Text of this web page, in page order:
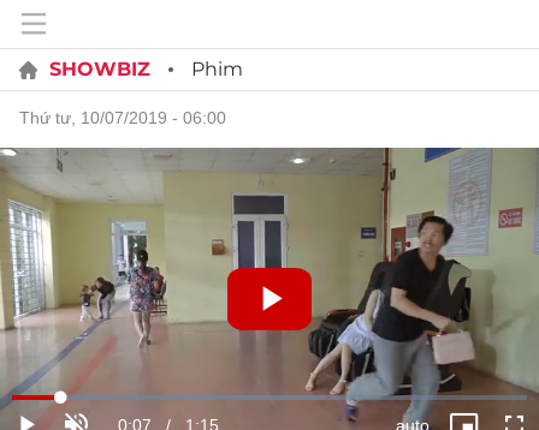
SHOWBIZ Phim
thứ tư, 10/07/2019 - 06:00